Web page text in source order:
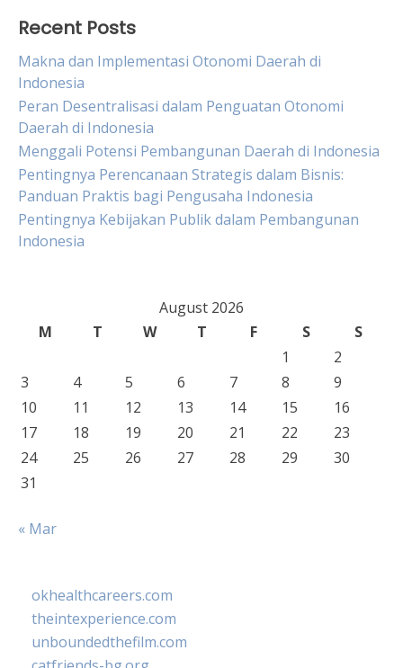
Recent Posts
Makna dan Implementasi Otonomi Daerah di
Indonesia
Peran Desentralisasi dalam Penguatan Otonomi
Daerah di Indonesia
Menggali Potensi Pembangunan Daerah di Indonesia
Pentingnya Perencanaan Strategis dalam Bisnis:
Panduan Praktis bagi Pengusaha Indonesia
Pentingnya Kebijakan Publik dalam Pembangunan
Indonesia
August 2026
M
T W T F S
S
1
2
3
4 5 6 7 8
9
10
11 12 13 14 15
16
17
18 19 20 21 22
23
24
25 26 27 28 29
30
31
« Mar
okhealthcareers.com
theintexperience.com
unboundedthefilm.com